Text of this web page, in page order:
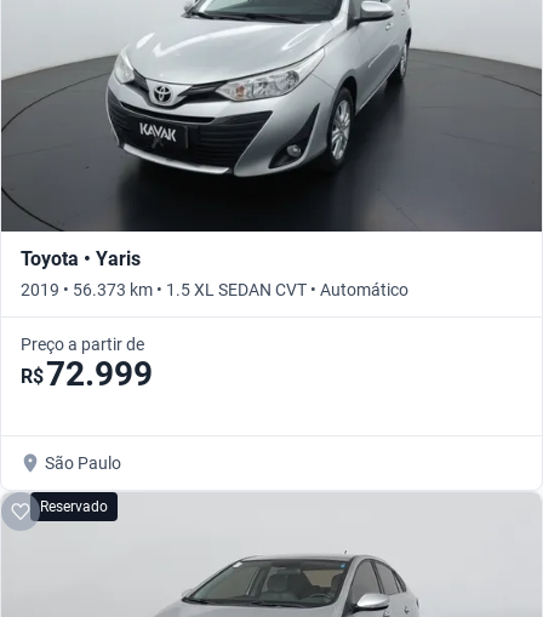
Toyota • Yaris
2019 • 56.373 km • 1.5 XL SEDAN CVT • Automático
Preço a partir de
R$72.999
São Paulo
Reservado